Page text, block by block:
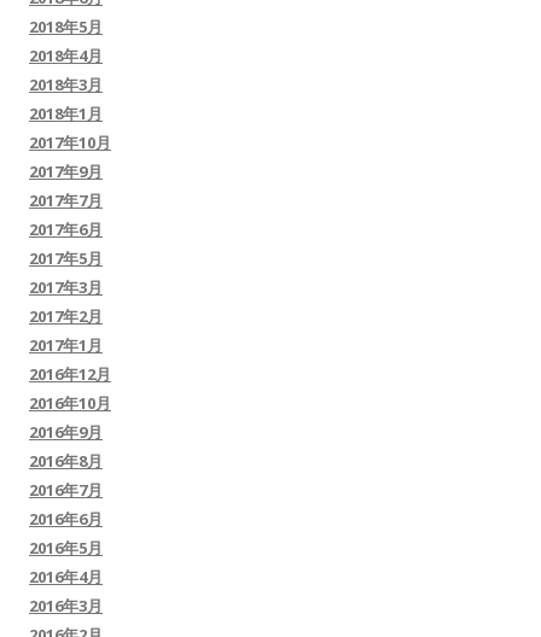
2018年5月
2018年4月
2018年3月
2018年1月
2017年10月
2017年9月
2017年7月
2017年6月
2017年5月
2017年3月
2017年2月
2017年1月
2016年12月
2016年10月
2016年9月
2016年8月
2016年7月
2016年6月
2016年5月
2016年4月
2016年3月